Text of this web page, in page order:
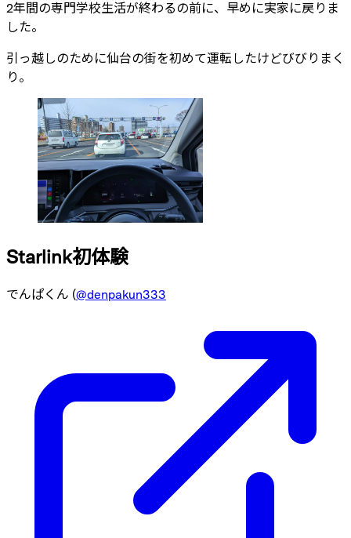
2年間の専門学校生活が終わるの前に、早めに実家に戻りま
した。
引っ越しのために仙台の街を初めて運転したけどびびりまく
り。
Starlink初体験
でんぱくん (@denpakun333